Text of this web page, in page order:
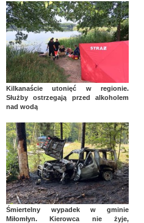
Kilkanaście utonięć w regionie.
Służby ostrzegają przed alkoholem
nad wodą
Śmiertelny wypadek w gminie
Miłomłyn. Kierowca nie żyje,